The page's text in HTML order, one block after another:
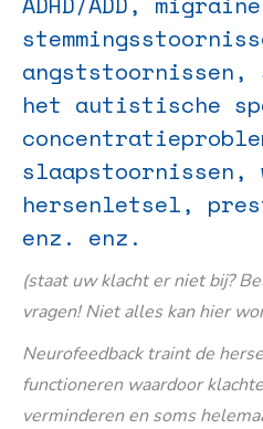
het autistische
slaapstoornissen,
hersenletsel,
enz. enz.
(staat uw klacht er niet bij?
vragen! Niet alles kan hier
Neurofeedback traint de
functioneren waardoor
verminderen en soms